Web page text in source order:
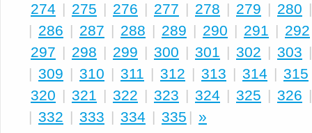
274 | 275 | 276 | 277 | 278 | 279 | 280
| 286 | 287 | 288 | 289 | 290 | 291 | 292
297 | 298 | 299 | 300 | 301 | 302 | 303
| 309 | 310 | 311 | 312 | 313 | 314 | 315
320 | 321 | 322 | 323 | 324 | 325 | 326
| 332 | 333 | 334 | 335 | »